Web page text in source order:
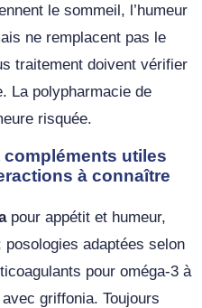
le sommeil, l’humeur
ne remplacent pas le
traitement doivent vérifier
La polypharmacie de
risquée.
utiles
à connaître
pour appétit et humeur,
posologies adaptées selon
pour oméga-3 à
griffonia. Toujours